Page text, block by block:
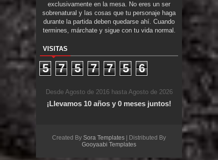
exclusivamente en la mesa. No eres un ser
sobrenatural y las cosas que tu personaje haga
durante la partida deben quedarse ahí. Cuando
termines, márchate y sigue con tu vida normal.
VISITAS
5 7 5 7 7 5 6
Desde Agosto de 2016 hasta Agosto de 2026
¡Llevamos 10 años y 0 meses juntos!
Created By Sora Templates | Distributed By
Gooyaabi Templates